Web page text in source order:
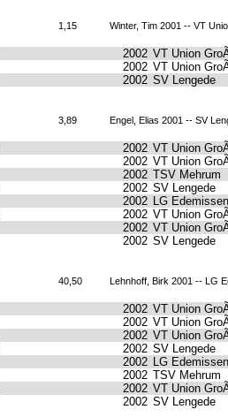
1,15 Winter, Tim 2001 -- VT
2002 VT Union
2002 VT Union
2002 SV Lengede
3,89 Engel, Elias 2001 -- SV
2002 VT Union
2002 VT Union
2002 TSV Mehrum
2002 SV Lengede
2002 LG
2002 VT Union
2002 VT Union
2002 SV Lengede
40,50 Lehnhoff, Birk 2001 -- LG
2002 VT Union
2002 VT Union
2002 VT Union
2002 SV Lengede
2002 LG
2002 TSV Mehrum
2002 VT Union
2002 SV Lengede